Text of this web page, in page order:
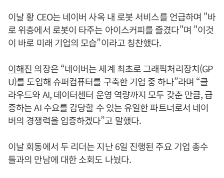
이날 황 CEO는 네이버 사옥 내 로봇 서비스를 언급하며 "바
로 위층에서 로봇이 타주는 아이스커피를 즐겼다"며 "이것
이 바로 미래 기업의 모습”이라고 칭찬했다.
이해진 의장은 “네이버는 세계 최초로 그래픽처리장치(GP
U)를 도입해 슈퍼컴퓨터를 구축한 기업 중 하나”라며 “클
라우드와 AI, 데이터센터 운영 역량까지 모두 갖춘 만큼, 급
증하는 AI 수요를 감당할 수 있는 유일한 파트너로서 네이
버의 경쟁력을 입증하겠다”고 말했다.
이날 회동에서 두 리더는 지난 6일 진행된 주요 기업 총수
들과의 만남에 대한 소회도 나눴다.